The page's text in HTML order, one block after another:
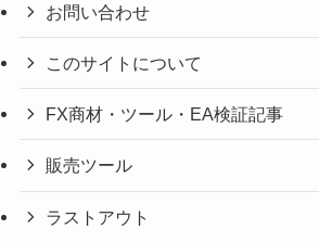
お問い合わせ
このサイトについて
FX商材・ツール・EA検証記事
販売ツール
ラストアウト